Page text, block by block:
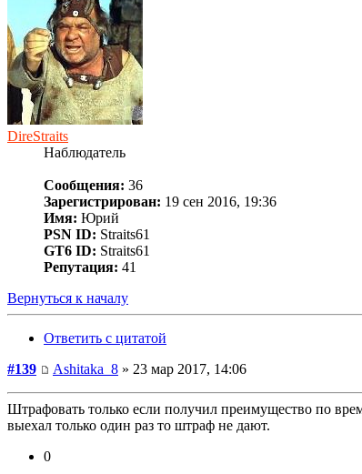
DireStraits
Наблюдатель
Сообщения: 36
Зарегистрирован: 19 сен 2016, 19:36
Имя: Юрий
PSN ID: Straits61
GT6 ID: Straits61
Репутация: 41
Вернуться к началу
Ответить с цитатой
#139
Ashitaka_8 » 23 мар 2017, 14:06
Штрафовать только если получил преимущество по
выехал только один раз то штраф не дают.
0